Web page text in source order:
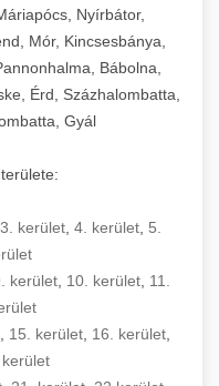
Nyírbátor,
Mór, Kincsesbánya,
Bábolna,
Érd, Százhalombatta,
Gyál
3. kerület 4. kerület 5.
kerület, 10. kerület, 11.
15. kerület 16. kerület